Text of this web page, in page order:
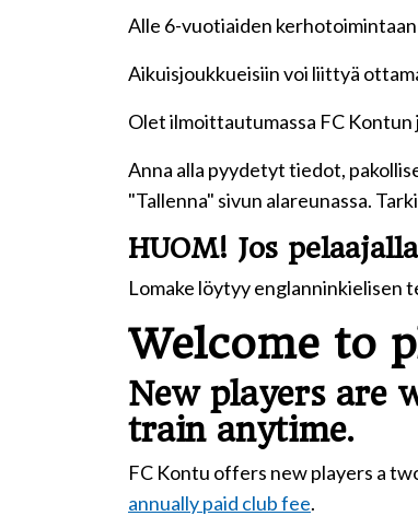
Alle 6-vuotiaiden
Aikuisjoukkueisiin voi liittyä
Olet ilmoittautumassa FC
Anna alla pyydetyt tiedot,
"Tallenna" sivun alareunassa.
HUOM! Jos
Lomake löytyy englanninkielisen
Welcome to
New players are
train anytime.
FC Kontu offers new players a
annually paid club fee.